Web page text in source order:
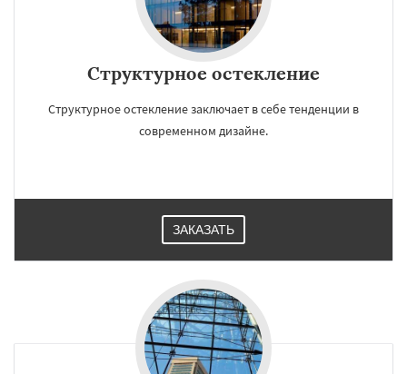
Структурное остекление
Структурное остекление заключает в себе тенденции в
современном дизайне.
ЗАКАЗАТЬ